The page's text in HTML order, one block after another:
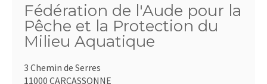
Fédération de l'Aude pour la
Pêche et la Protection du
Milieu Aquatique
3 Chemin de Serres
11000 CARCASSONNE